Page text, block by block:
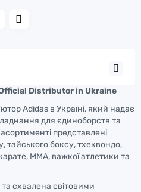
Distributor in Ukraine
Adidas в Україні, який надає
для єдиноборств та
представлені
тайського боксу, тхеквондо,
ММА, важкої атлетики та
схвалена світовими